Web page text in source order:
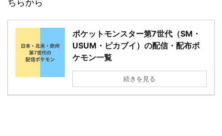
ちらから
ポケットモンスター第7世代（SM・
USUM・ピカブイ）の配信・配布ポ
ケモン一覧
続きを見る